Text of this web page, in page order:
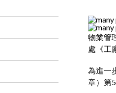
物業管
處《工
為進一
章）第